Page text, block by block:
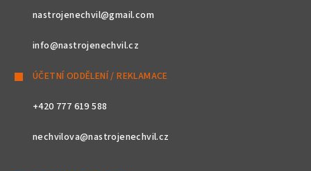
nastrojenechvil@gmail.com
info@nastrojenechvil.cz
ÚČETNÍ ODDĚLENÍ / REKLAMACE
+420 777 619 588
nechvilova@nastrojenechvil.cz